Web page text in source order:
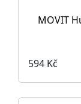
MOVIT
594 Kč